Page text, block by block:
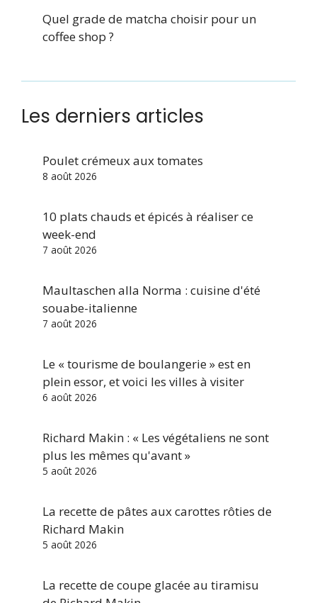
Quel grade de matcha choisir pour un
coffee shop ?
Les derniers articles
Poulet crémeux aux tomates
8 août 2026
10 plats chauds et épicés à réaliser ce
week-end
7 août 2026
Maultaschen alla Norma : cuisine d'été
souabe-italienne
7 août 2026
Le « tourisme de boulangerie » est en
plein essor, et voici les villes à visiter
6 août 2026
Richard Makin : « Les végétaliens ne sont
plus les mêmes qu'avant »
5 août 2026
La recette de pâtes aux carottes rôties de
Richard Makin
5 août 2026
La recette de coupe glacée au tiramisu